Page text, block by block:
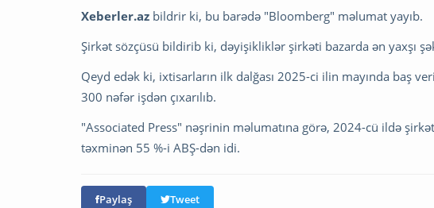
Xeberler.az bildrir ki, bu barədə "Bloomberg" məlumat yayıb.
Şirkət sözçüsü bildirib ki, dəyişikliklər şirkəti bazarda ən yaxşı
Qeyd edək ki, ixtisarların ilk dalğası 2025-ci ilin mayında baş
300 nəfər işdən çıxarılıb.
"Associated Press" nəşrinin məlumatına görə, 2024-cü ildə
təxminən 55 %-i ABŞ-dən idi.
Paylaş Tweet